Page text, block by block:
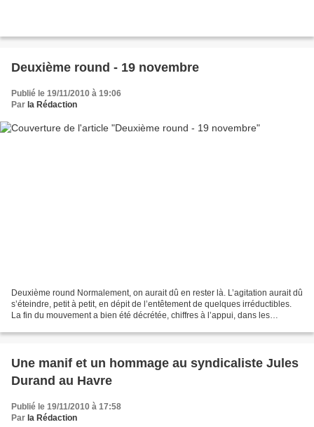
Deuxième round - 19 novembre
Publié le 19/11/2010 à 19:06
Par la Rédaction
Deuxième round Normalement, on aurait dû en rester là. L’agitation aurait dû
s’éteindre, petit à petit, en dépit de l’entêtement de quelques irréductibles.
La fin du mouvement a bien été décrétée, chiffres à l’appui, dans les
Une manif et un hommage au syndicaliste Jules
Durand au Havre
Publié le 19/11/2010 à 17:58
Par la Rédaction